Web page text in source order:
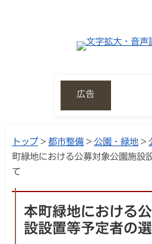
広告
トップ> 都市整備 > 公園・緑地 >
町緑地における公募対象公園施設
て
本町緑地における
設設置等予定者の